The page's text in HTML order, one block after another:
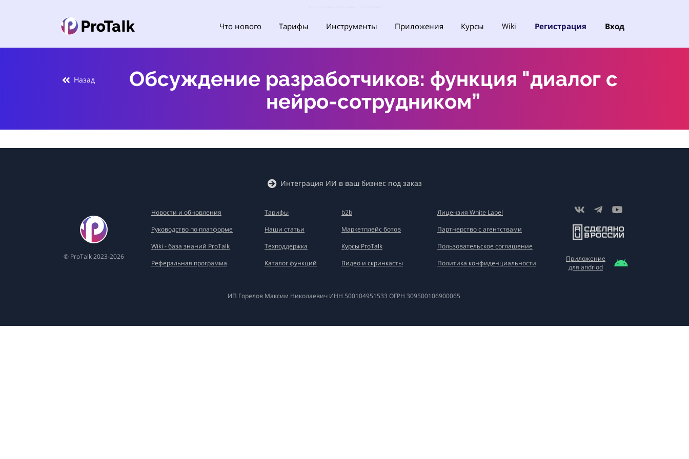
Что нового Тарифы Инструменты Приложения Курсы Wiki Регистрация Вход
Назад
Обсуждение разработчиков: функция "диалог с
нейро-сотрудником”
Интеграция ИИ в ваш бизнес под заказ
© ProTalk 2023-2026
Новости и обновления
Руководство по платформе
Wiki - база знаний ProTalk
Реферальная программа
Тарифы
Наши статьи
Техподдержка
Каталог функций
b2b
Маркетплейс ботов
Курсы ProTalk
Видео и скринкасты
Лицензия White Label
Партнерство с агентствами
Пользовательское соглашение
Политика конфиденциальности
Приложение
для andriod
ИП Горелов Максим Николаевич ИНН 500104951533 ОГРН 309500106900065